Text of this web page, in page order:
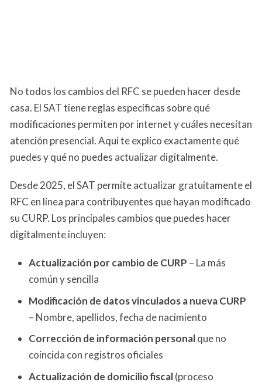
No todos los cambios del RFC se pueden hacer desde
casa. El SAT tiene reglas específicas sobre qué
modificaciones permiten por internet y cuáles necesitan
atención presencial. Aquí te explico exactamente qué
puedes y qué no puedes actualizar digitalmente.
Desde 2025, el SAT permite actualizar gratuitamente el
RFC en línea para contribuyentes que hayan modificado
su CURP. Los principales cambios que puedes hacer
digitalmente incluyen:
Actualización por cambio de CURP – La más
común y sencilla
Modificación de datos vinculados a nueva CURP
– Nombre, apellidos, fecha de nacimiento
Corrección de información personalque no
coincida con registros oficiales
Actualización de domicilio fiscal(proceso